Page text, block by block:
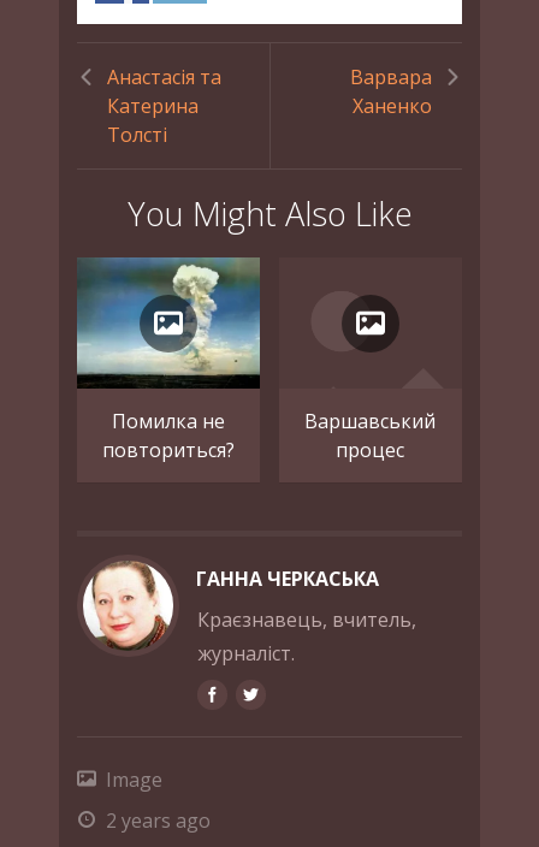
Анастасія та
Катерина
Толсті
Варвара
Ханенко
You Might Also Like
Помилка не
повториться?
Варшавський
процес
ГАННА ЧЕРКАСЬКА
Краєзнавець, вчитель,
журналіст.
Image
2 years ago